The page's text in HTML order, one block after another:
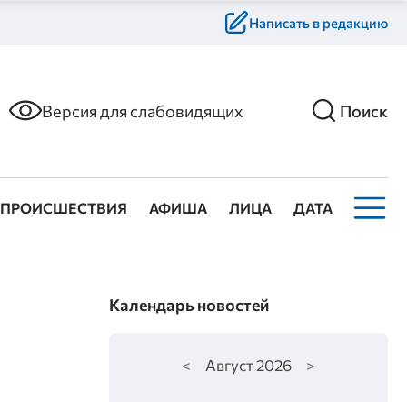
Написать в редакцию
Версия для слабовидящих Поиск
ПРОИСШЕСТВИЯ АФИША ЛИЦА ДАТА
Календарь новостей
< Август2026 >